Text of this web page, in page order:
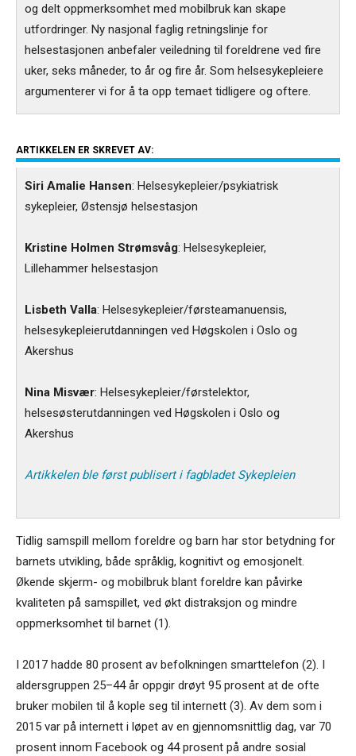
og delt oppmerksomhet med mobilbruk kan skape
utfordringer. Ny nasjonal faglig retningslinje for
helsestasjonen anbefaler veiledning til foreldrene ved fire
uker, seks måneder, to år og fire år. Som helsesykepleiere
argumenterer vi for å ta opp temaet tidligere og oftere.
ARTIKKELEN ER SKREVET AV:
Siri Amalie Hansen: Helsesykepleier/psykiatrisk
sykepleier, Østensjø helsestasjon
Kristine Holmen Strømsvåg: Helsesykepleier,
Lillehammer helsestasjon
Lisbeth Valla: Helsesykepleier/førsteamanuensis,
helsesykepleierutdanningen ved Høgskolen i Oslo og
Akershus
Nina Misvær: Helsesykepleier/førstelektor,
helsesøsterutdanningen ved Høgskolen i Oslo og
Akershus
Artikkelen ble først publisert i fagbladet Sykepleien
Tidlig samspill mellom foreldre og barn har stor betydning for
barnets utvikling, både språklig, kognitivt og emosjonelt.
Økende skjerm- og mobilbruk blant foreldre kan påvirke
kvaliteten på samspillet, ved økt distraksjon og mindre
oppmerksomhet til barnet (1).
I 2017 hadde 80 prosent av befolkningen smarttelefon (2). I
aldersgruppen 25–44 år oppgir drøyt 95 prosent at de ofte
bruker mobilen til å kople seg til internett (3). Av dem som i
2015 var på internett i løpet av en gjennomsnittlig dag, var 70
prosent innom Facebook og 44 prosent på andre sosial